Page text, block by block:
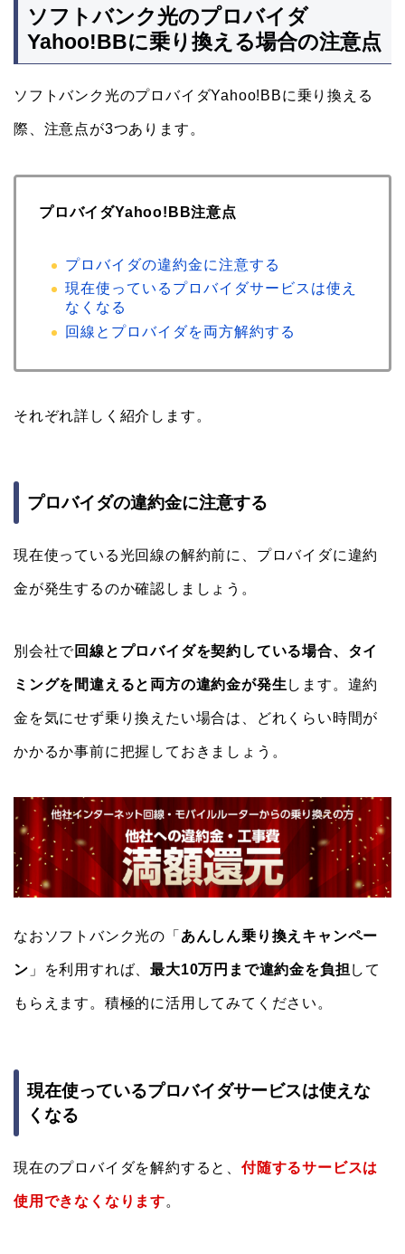
ソフトバンク光のプロバイダ
Yahoo!BBに乗り換える場合の注意点
ソフトバンク光のプロバイダYahoo!BBに乗り換える
際、注意点が3つあります。
プロバイダYahoo!BB注意点
プロバイダの違約金に注意する
現在使っているプロバイダサービスは使え
なくなる
回線とプロバイダを両方解約する
それぞれ詳しく紹介します。
プロバイダの違約金に注意する
現在使っている光回線の解約前に、プロバイダに違約
金が発生するのか確認しましょう。
別会社で回線とプロバイダを契約している場合、タイ
ミングを間違えると両方の違約金が発生 します。違約
金を気にせず乗り換えたい場合は、どれくらい時間が
かかるか事前に把握しておきましょう。
なおソフトバンク光の「 あんしん乗り換えキャンペー
ン 」を利用すれば、最大10万円まで違約金を負担して
もらえます。積極的に活用してみてください。
現在使っているプロバイダサービスは使えな
くなる
現在のプロバイダを解約すると、 付随するサービスは
使用できなくなります。